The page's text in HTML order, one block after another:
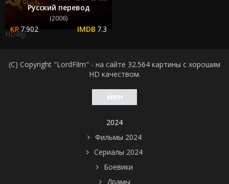
Русский перевод
(2006)
7.902 7.3
HDRip
(C) Copyright "LordFilm" - на сайте 32.564 картины с хорошим
HD качеством.
2024
Фильмы 2024
Сериалы 2024
Боевики
Драмы